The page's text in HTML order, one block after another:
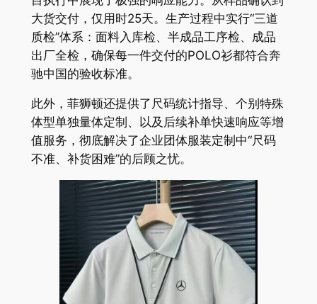
大货交付，仅用时25天。生产过程中实行“三道
质检”体系：面料入库检、半成品工序检、成品
出厂全检，确保每一件交付的POLO衫都符合奔
驰中国的验收标准。
此外，菲狮顿还提供了尺码统计指导、个别特殊
体型单独量体定制、以及后续补单快速响应等增
值服务，彻底解决了企业团体服装定制中“尺码
不准、补货困难”的后顾之忧。